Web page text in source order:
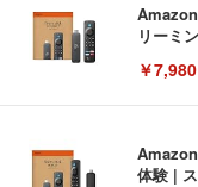
リーミ
￥7,980
体験 |